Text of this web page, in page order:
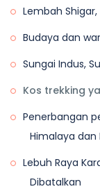
Concordia
berkhemah
Makan
Lembah
Budaya dan
Sungai Indus,
Kos trekking
Penerbangan
Himalaya dan
Lebuh Raya
Dibatalkan